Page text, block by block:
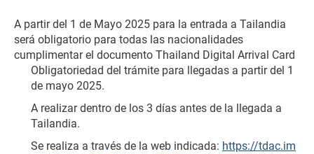
A partir del 1 de Mayo 2025 para la entrada a Tailandia
será obligatorio para todas las nacionalidades
cumplimentar el documento Thailand Digital Arrival Card
Obligatoriedad del trámite para llegadas a partir del 1
de mayo 2025.
A realizar dentro de los 3 días antes de la llegada a
Tailandia.
Se realiza a través de la web indicada: https://tdac.im